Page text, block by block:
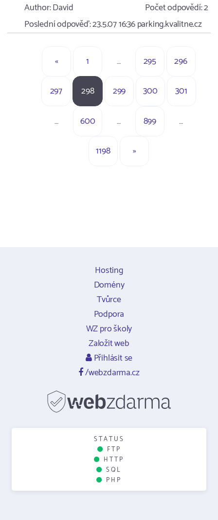
Author:David Počet odpovědí:2
Poslední odpověď:23.5.07 16:36parking.kvalitne.cz
« 1 … 295 296
297 298 299 300 301
… 600 … 899 …
1198 »
Hosting
Domény
Tvůrce
Podpora
WZ pro školy
Založit web
Přihlásit se
/webzdarma.cz
STATUS
FTP
HTTP
SQL
PHP